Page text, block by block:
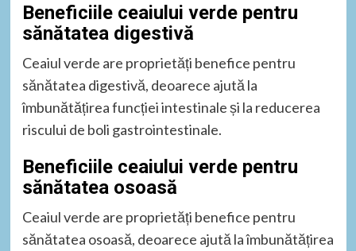
Beneficiile ceaiului verde pentru
sănătatea digestivă
Ceaiul verde are proprietăți benefice pentru
sănătatea digestivă, deoarece ajută la
îmbunătățirea funcției intestinale și la reducerea
riscului de boli gastrointestinale.
Beneficiile ceaiului verde pentru
sănătatea osoasă
Ceaiul verde are proprietăți benefice pentru
sănătatea osoasă, deoarece ajută la îmbunătățirea